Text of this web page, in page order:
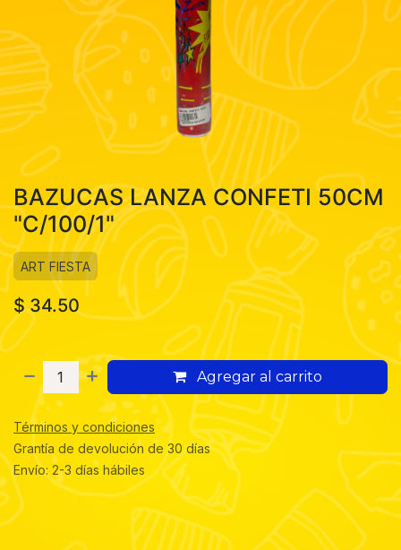
BAZUCAS LANZA CONFETI 50CM
"C/100/1"
ART FIESTA
$34.50
Agregar al carrito
Términos y condiciones
Grantía de devolución de 30 días
Envío: 2-3 días hábiles